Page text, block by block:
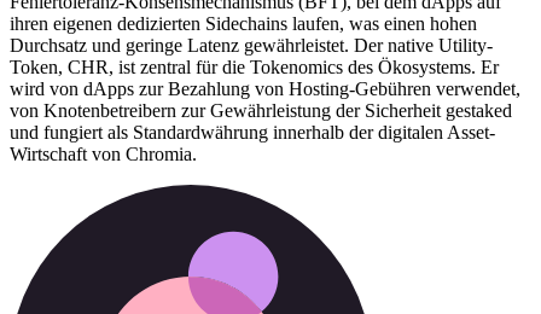
ihren eigenen dedizierten Sidechains laufen, was einen hohen
Durchsatz und geringe Latenz gewährleistet. Der native Utility-
Token, CHR, ist zentral für die Tokenomics des Ökosystems. Er
wird von dApps zur Bezahlung von Hosting-Gebühren verwendet,
von Knotenbetreibern zur Gewährleistung der Sicherheit gestaked
und fungiert als Standardwährung innerhalb der digitalen Asset-
Wirtschaft von Chromia.